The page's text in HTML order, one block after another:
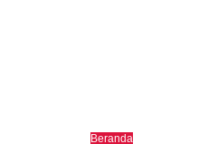
Beranda